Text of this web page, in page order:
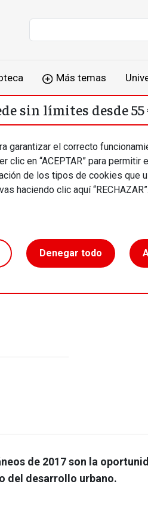
Más temas
garantizar el correcto
clic en “ACEPTAR” para
de los tipos de cookies
haciendo clic aquí “RECHAZAR”.
Denegar todo
sin límites desde
de 2017 son la
del desarrollo urbano.